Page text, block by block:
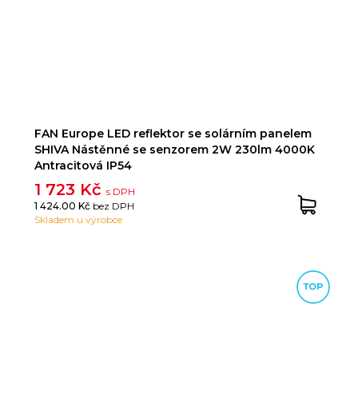
FAN Europe LED reflektor se solárním panelem
SHIVA Nástěnné se senzorem 2W 230lm 4000K
Antracitová IP54
1 723 Kčs DPH
1 424.00 Kč bez DPH
Skladem u výrobce